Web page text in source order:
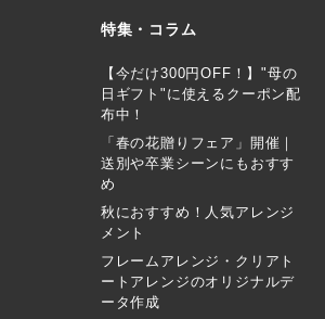
特集・コラム
【今だけ300円OFF！】"母の
日ギフト"に使えるクーポン配
布中！
「春の花贈りフェア」開催｜
送別や卒業シーンにもおすす
め
秋におすすめ！人気アレンジ
メント
フレームアレンジ・クリアト
ートアレンジのオリジナルデ
ータ作成